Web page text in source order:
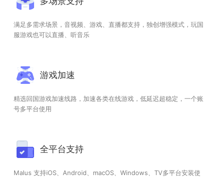
满足多需求场景，音视频、游戏、直播都支持，独创增强模式，玩国
服游戏也可以直播、听音乐
游戏加速
精选回国游戏加速线路，加速各类在线游戏，低延迟超稳定，一个账
号多平台使用
全平台支持
Malus 支持iOS、Android、macOS、Windows、TV多平台安装使